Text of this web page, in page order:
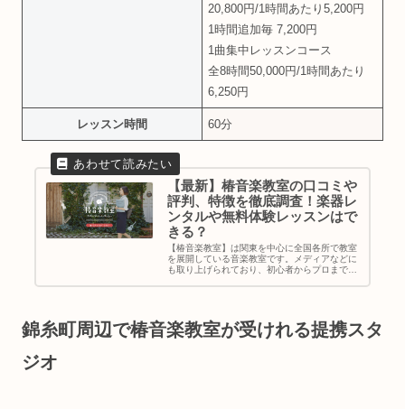
20,800円/1時間あたり5,200円
1時間追加毎 7,200円
1曲集中レッスンコース
全8時間50,000円/1時間あたり
6,250円
レッスン時間 60分
【最新】椿音楽教室の口コミや
評判、特徴を徹底調査！楽器レ
ンタルや無料体験レッスンはで
きる？
【椿音楽教室】は関東を中心に全国各所で教室
を展開している音楽教室です。メディアなどに
も取り上げられており、初心者からプロまで通
錦糸町周辺で椿音楽教室が受けれる提携スタ
ジオ